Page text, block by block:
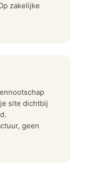
zakelijke
site dichtbij
geen